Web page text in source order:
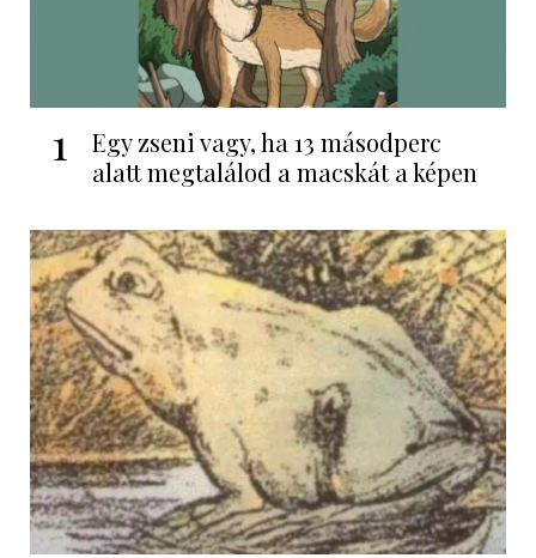
1
Egy zseni vagy, ha 13 másodperc
alatt megtalálod a macskát a képen